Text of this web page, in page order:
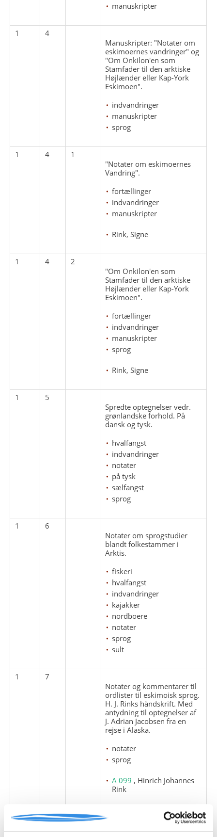
manuskripter
1
4
Manuskripter: "Notater om
eskimoernes vandringer" og
"Om Onkilon'en som
Stamfader til den arktiske
Højlænder eller Kap-York
Eskimoen".
indvandringer
manuskripter
sprog
1 4
1
"Notater om eskimoernes
Vandring".
fortællinger
indvandringer
manuskripter
Rink, Signe
1 4
2
"Om Onkilon'en som
Stamfader til den arktiske
Højlænder eller Kap-York
Eskimoen".
fortællinger
indvandringer
manuskripter
sprog
Rink, Signe
1
5
Spredte optegnelser vedr.
grønlandske forhold. På
dansk og tysk.
hvalfangst
indvandringer
notater
på tysk
sælfangst
sprog
1
6
Notater om sprogstudier
blandt folkestammer i
Arktis.
fiskeri
hvalfangst
indvandringer
kajakker
nordboere
notater
sprog
sult
1
7
Notater og kommentarer til
ordlister til eskimoisk sprog.
H. J. Rinks håndskrift. Med
antydning til optegnelser af
J. Adrian Jacobsen fra en
rejse i Alaska.
notater
sprog
A 099 , Hinrich Johannes
Rink